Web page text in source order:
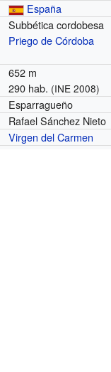
España
Subbética cordobesa
Priego de Córdoba
652 m
290 hab. (INE 2008)
Esparragueño
Rafael Sánchez Nieto
Virgen del Carmen